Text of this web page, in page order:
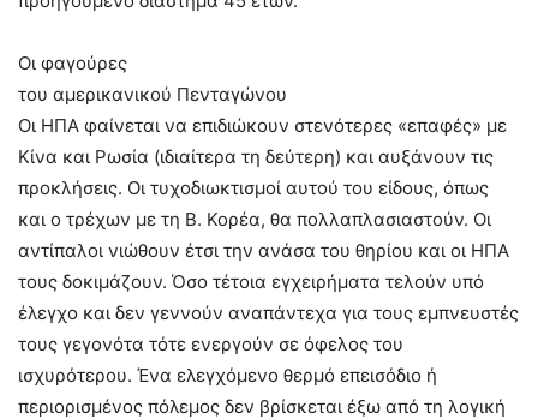
Οι φαγούρες
του αμερικανικού Πενταγώνου
Οι ΗΠΑ φαίνεται να επιδιώκουν στενότερες «επαφές» με
Κίνα και Ρωσία (ιδιαίτερα τη δεύτερη) και αυξάνουν τις
προκλήσεις. Οι τυχοδιωκτισμοί αυτού του είδους, όπως
και ο τρέχων με τη Β. Κορέα, θα πολλαπλασιαστούν. Οι
αντίπαλοι νιώθουν έτσι την ανάσα του θηρίου και οι ΗΠΑ
τους δοκιμάζουν. Όσο τέτοια εγχειρήματα τελούν υπό
έλεγχο και δεν γεννούν αναπάντεχα για τους εμπνευστές
τους γεγονότα τότε ενεργούν σε όφελος του
ισχυρότερου. Ένα ελεγχόμενο θερμό επεισόδιο ή
περιορισμένος πόλεμος δεν βρίσκεται έξω από τη λογική